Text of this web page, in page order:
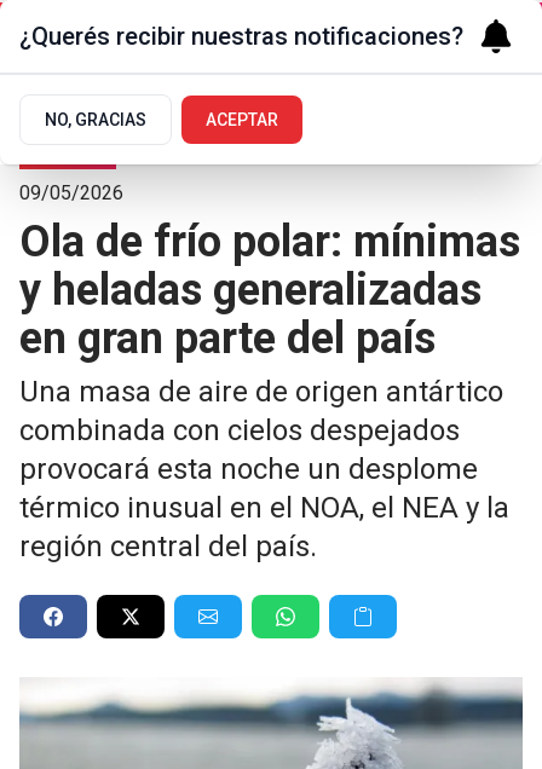
Sociedad
09/05/2026
Ola de frío polar: mínimas
y heladas generalizadas
en gran parte del país
Una masa de aire de origen antártico
combinada con cielos despejados
provocará esta noche un desplome
térmico inusual en el NOA, el NEA y la
región central del país.
¿Querés recibir nuestras notificaciones?
NO, GRACIAS ACEPTAR